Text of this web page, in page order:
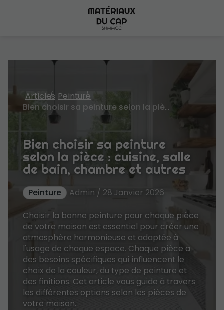
Articles Peinture
Bien choisir sa peinture selon la pièce : cuisine, salle de bain, chambre et autres
Bien choisir sa peinture
selon la pièce : cuisine, salle
de bain, chambre et autres
Peinture
Admin / 28 Janvier 2026
Choisir la bonne peinture pour chaque pièce
de votre maison est essentiel pour créer une
atmosphère harmonieuse et adaptée à
l'usage de chaque espace. Chaque pièce a
des besoins spécifiques qui influencent le
choix de la couleur, du type de peinture et
des finitions. Cet article vous guide à travers
les différentes options selon les pièces de
votre maison.